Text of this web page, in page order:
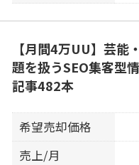
【月間4万UU】芸能
題を扱うSEO集客型
記事482本
希望売却価格
売上/月